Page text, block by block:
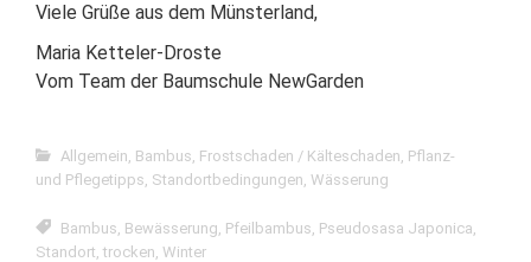
Viele Grüße aus dem Münsterland,
Maria Ketteler-Droste
Vom Team der Baumschule NewGarden
Allgemein, Bambus, Frostschaden / Kälteschaden, Pflanz-
und Pflegetipps, Standortbedingungen, Wässerung
Bambus, Bewässerung, Pfeilbambus, Pseudosasa Japonica,
Standort, trocken, Winter